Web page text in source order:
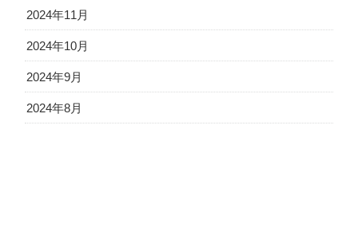
2024年11月
2024年10月
2024年9月
2024年8月